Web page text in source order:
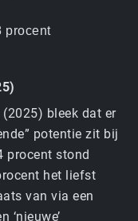
procent
bleek dat er
potentie zit bij
procent stond
het liefst
van via een
‘nieuwe’